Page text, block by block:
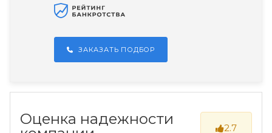
ЗАКАЗАТЬ ПОДБОР
Оценка надежности
2.7